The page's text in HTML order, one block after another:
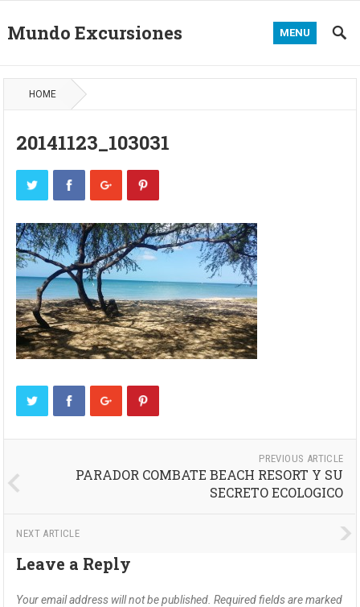
Mundo Excursiones MENU
HOME
20141123_103031
PREVIOUS ARTICLE
PARADOR COMBATE BEACH RESORT Y SU
SECRETO ECOLOGICO
NEXT ARTICLE
Leave a Reply
Your email address will not be published. Required fields are marked